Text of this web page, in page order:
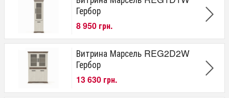
Гербор
8 950 грн.
Витрина Марсель REG2D2W
Гербор
13 630 грн.